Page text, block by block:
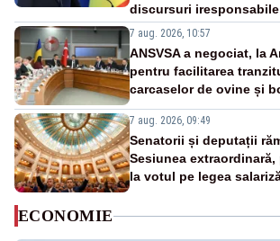
discursuri
7 aug. 2026, 10:57
ANSVSA a negociat, la
pentru facilitarea
carcaselor de ovine și
7 aug. 2026, 09:49
Senatorii și deputații
Sesiunea
la votul pe legea
ECONOMIE